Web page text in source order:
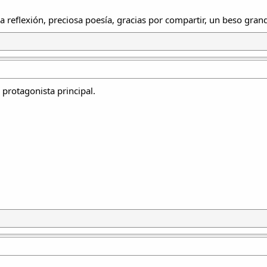
reflexión, preciosa poesía, gracias por compartir, un beso
principal.